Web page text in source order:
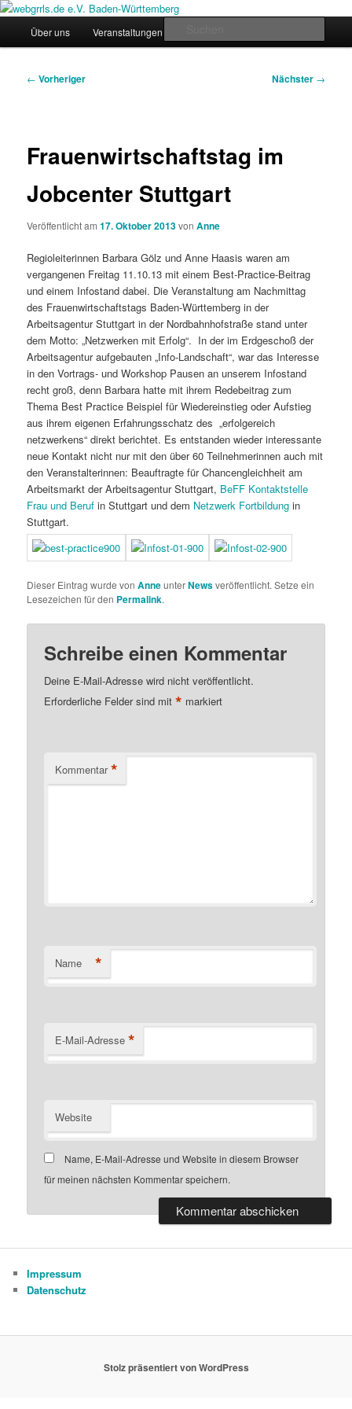
Zum
primären
webgrrls.de e.V. Baden-
Regiogruppe Baden-Württemberg der webgrrls.de e.V.
HauptmenüÜber uns Veranstaltungen
Beitragsnavigation
← Vorheriger Nächster →
Frauenwirtschaftstag im
Jobcenter Stuttgart
Veröffentlicht am17. Oktober 2013vonAnne
Regioleiterinnen Barbara Gölz und Anne Haasis waren am
vergangenen Freitag 11.10.13 mit einem Best-Practice-Beitrag
und einem Infostand dabei. Die Veranstaltung am Nachmittag
des Frauenwirtschaftstags Baden-Württemberg in der
Arbeitsagentur Stuttgart in der Nordbahnhofstraße stand unter
dem Motto: „Netzwerken mit Erfolg“. In der im Erdgeschoß der
Arbeitsagentur aufgebauten „Info-Landschaft“, war das Interesse
in den Vortrags- und Workshop Pausen an unserem Infostand
recht groß, denn Barbara hatte mit ihrem Redebeitrag zum
Thema Best Practice Beispiel für Wiedereinstieg oder Aufstieg
aus ihrem eigenen Erfahrungsschatz des „erfolgereich
netzwerkens“ direkt berichtet. Es entstanden wieder interessante
neue Kontakt nicht nur mit den über 60 Teilnehmerinnen auch mit
den Veranstalterinnen: Beauftragte für Chancengleichheit am
Arbeitsmarkt der Arbeitsagentur Stuttgart, BeFF Kontaktstelle
Frau und Beruf in Stuttgart und dem Netzwerk Fortbildung in
Stuttgart.
Dieser Eintrag wurde vonAnneunterNewsveröffentlicht. Setze ein
Lesezeichen für den Permalink.
Schreibe einen Kommentar
Deine E-Mail-Adresse wird nicht veröffentlicht.
Erforderliche Felder sind mit* markiert
Kommentar *
Name *
E-Mail-Adresse *
Website
Name, E-Mail-Adresse und Website in diesem Browser
für meinen nächsten Kommentar speichern.
Impressum
Datenschutz
Stolz präsentiert von WordPress